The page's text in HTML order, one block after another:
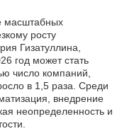
масштабных
росту
Гизатуллина,
год может стать
число компаний,
в 1,5 раза. Среди
внедрение
неопределенность и